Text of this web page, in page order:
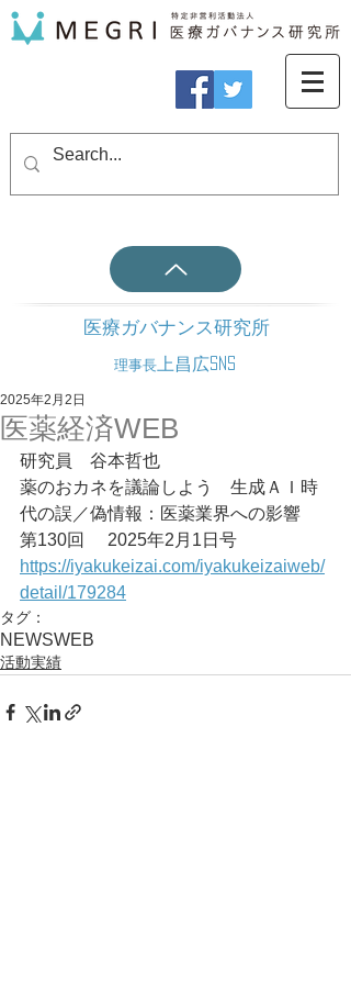
医療ガバナンス研究所
理事長 上昌広SNS
医薬経済WEB
2025年2月2日
研究員　谷本哲也
薬のおカネを議論しよう　生成ＡＩ時
代の誤／偽情報：医薬業界への影響
第130回	2025年2月1日号
https://iyakukeizai.com/iyakukeizaiweb/
detail/179284
タグ：
NEWSWEB
活動実績